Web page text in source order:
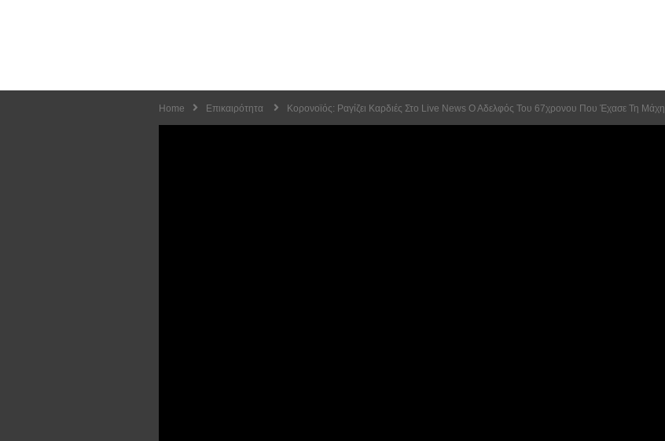
Home Επικαιρότητα Κορονοϊός: Ραγίζει Καρδιές Στο Live News Ο Αδελφός Του 67χρονου Που Έχασε Τη Μάχη